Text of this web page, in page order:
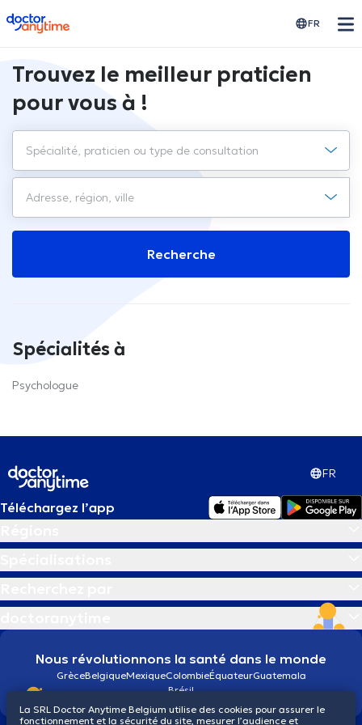
doctoranytime FR
Trouvez le meilleur praticien
pour vous à !
Recherche
Spécialités à
Psychologue
FR
Téléchargez l’app
Nous révolutionnons la santé dans le monde
GrèceBelgiqueMexiqueColombieÉquateurGuatemala
Brésil
La SRL Doctor Anytime Belgium utilise des cookies pour assurer le
fonctionnement et la sécurité du site, mesurer l’audience et